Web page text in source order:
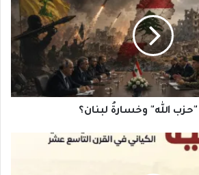
الله" وخسارةُ لبنان؟